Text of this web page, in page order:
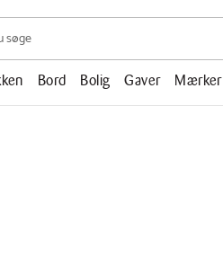
artikler, opskrifter, mm.
Bord Bolig Gaver Mærker